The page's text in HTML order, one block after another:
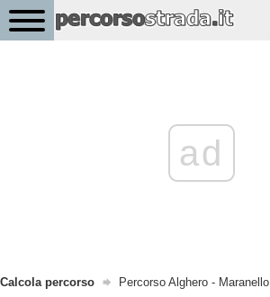
ad
Calcola percorso Percorso Alghero - Maranello